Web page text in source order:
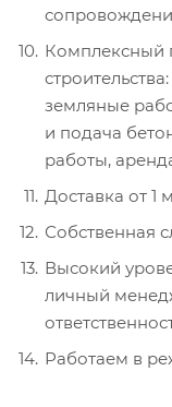
Комплексный
земляные
и подача
работы,
Доставка от 1
Собственная
Высокий
личный
Работаем в